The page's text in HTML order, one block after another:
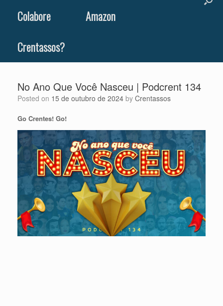
Colabore
Amazon
Crentassos?
No Ano Que Você Nasceu | Podcrent 134
Posted on 15 de outubro de 2024 by Crentassos
Go Crentes! Go!